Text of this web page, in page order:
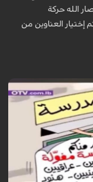
الله حركة
إختيار العناوين من